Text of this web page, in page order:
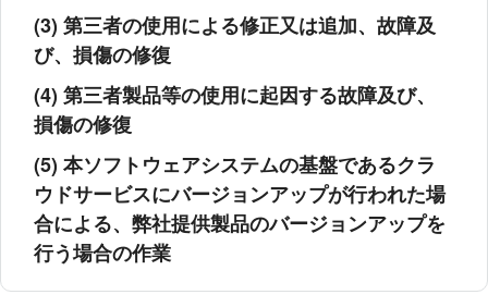
(3) 第三者の使用による修正又は追加、故障及
び、損傷の修復
(4) 第三者製品等の使用に起因する故障及び、
損傷の修復
(5) 本ソフトウェアシステムの基盤であるクラ
ウドサービスにバージョンアップが行われた場
合による、弊社提供製品のバージョンアップを
行う場合の作業